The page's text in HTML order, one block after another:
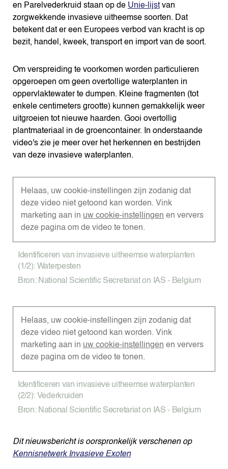
en Parelvederkruid staan op de Unie-lijstvan
zorgwekkende invasieve uitheemse soorten. Dat
betekent dat er een Europees verbod van kracht is op
bezit, handel, kweek, transport en import van de soort.
Om verspreiding te voorkomen worden particulieren
opgeroepen om geen overtollige waterplanten in
oppervlaktewater te dumpen. Kleine fragmenten (tot
enkele centimeters grootte) kunnen gemakkelijk weer
uitgroeien tot nieuwe haarden. Gooi overtollig
plantmateriaal in de groencontainer. In onderstaande
video's zie je meer over het herkennen en bestrijden
van deze invasieve waterplanten.
Helaas, uw cookie-instellingen zijn zodanig dat
deze video niet getoond kan worden. Vink
marketing aan in uw cookie-instellingen en ververs
deze pagina om de video te tonen.
Identificeren van invasieve uitheemse waterplanten
(1/2): Waterpesten
Bron: National Scientific Secretariat on IAS - Belgium
Helaas, uw cookie-instellingen zijn zodanig dat
deze video niet getoond kan worden. Vink
marketing aan in uw cookie-instellingen en ververs
deze pagina om de video te tonen.
Identificeren van invasieve uitheemse waterplanten
(2/2): Vederkruiden
Bron: National Scientific Secretariat on IAS - Belgium
Dit nieuwsbericht is oorspronkelijk verschenen op
Kennisnetwerk Invasieve Exoten